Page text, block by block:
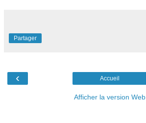
Partager
‹ Accueil
Afficher la version Web